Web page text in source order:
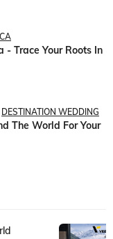
Trace Your Roots In
DESTINATION WEDDING
The World For Your